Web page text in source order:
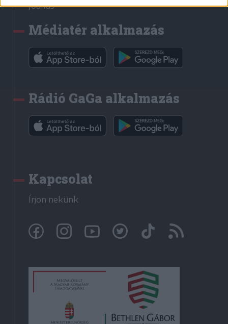
Jóállás
Médiatér alkalmazás
Rádió GaGa alkalmazás
Kapcsolat
Írjon nekünk